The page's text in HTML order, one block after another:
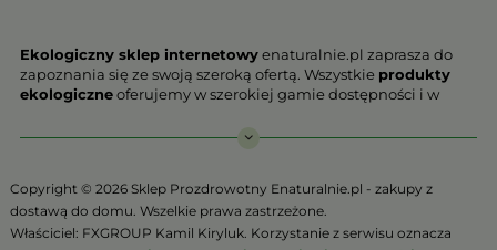
Ekologiczny sklep internetowyenaturalnie.pl zaprasza do
zapoznania się ze swoją szeroką ofertą. Wszystkie produkty
ekologiczneoferujemy w szerokiej gamie dostępności i w
ekologiczne charakteryzują się najwyższą jakością.
Państwu prezentujemy stawia na jakość i bezpieczeństwo
odżywiania. Jeśli chcesz zadbać o swoją zdrową przyszłość już
teraz, niezbędna jest Ci zdrowa żywność.
Copyright © 2026 Sklep Prozdrowotny Enaturalnie.pl - zakupy z
dostawą do domu. Wszelkie prawa zastrzeżone.
Właściciel: FXGROUP Kamil Kiryluk. Korzystanie z serwisu oznacza